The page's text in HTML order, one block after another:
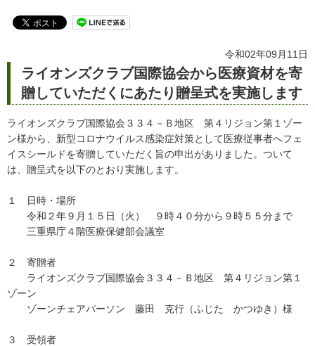
令和02年09月11日
ライオンズクラブ国際協会から医療資材を寄
贈していただくにあたり贈呈式を実施します
ライオンズクラブ国際協会３３４－Ｂ地区 第４リジョン第１ゾー
ン様から、新型コロナウイルス感染症対策として医療従事者へフェ
イスシールドを寄贈していただく旨の申出がありました。ついて
は、贈呈式を以下のとおり実施します。
１ 日時・場所
令和２年９月１５日（火） ９時４０分から９時５５分まで
三重県庁４階医療保健部会議室
２ 寄贈者
ライオンズクラブ国際協会３３４－Ｂ地区 第４リジョン第１
ゾーン
ゾーンチェアパーソン 藤田 克行（ふじた かつゆき）様
３ 受領者